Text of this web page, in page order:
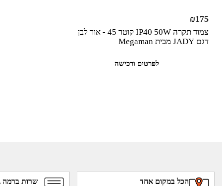
צמוד תקרה IP40 50W קוטר 45 - אור לבן
דגם JADY מבית Megaman
₪175
לפרטים ורכישה
הכל במקום אחד
שרות ברמה